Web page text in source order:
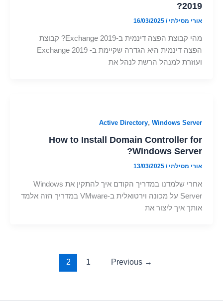
2019?
אורי מסילתי/
16/03/2025
מהי קבוצת הפצה דינמית ב-Exchange 2019? קבוצת
הפצה דינמית היא הגדרה שקיימת ב- Exchange 2019
ועוזרת למנהל הרשת לנהל את
Active Directory,Windows Server
How to Install Domain Controller for
Windows Server?
אורי מסילתי/
13/03/2025
אחרי שלמדנו במדריך הקודם איך להתקין את Windows
Server על מכונה וירטואלית ב-VMware במדריך הזה אלמד
אותך איך ליצור את
→
Previous
1
2